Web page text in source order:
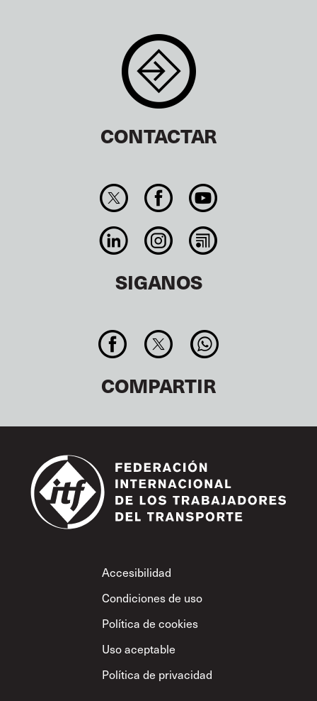
CONTACTAR
SIGANOS
COMPARTIR
Footer
Accesibilidad
Condiciones de uso
Política de cookies
Uso aceptable
Política de privacidad